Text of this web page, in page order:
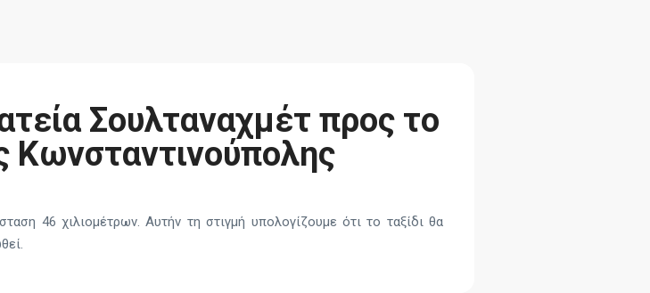
Σουλταναχμέτ προς το
Κωνσταντινούπολης
46 χιλιομέτρων. Αυτήν τη στιγμή υπολογίζουμε ότι το ταξίδι θα